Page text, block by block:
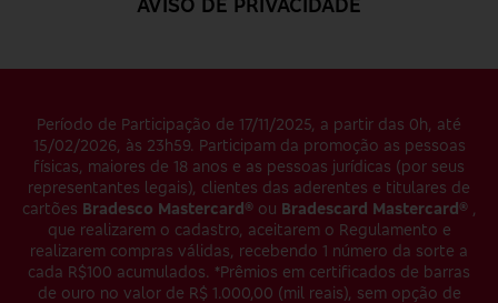
Período de Participação de 17/11/2025, a partir das 0h, até
15/02/2026, às 23h59. Participam da promoção as pessoas
físicas, maiores de 18 anos e as pessoas jurídicas (por seus
representantes legais), clientes das aderentes e titulares de
cartões Bradesco Mastercard®ou Bradescard Mastercard®,
que realizarem o cadastro, aceitarem o Regulamento e
realizarem compras válidas, recebendo 1 número da sorte a
cada R$100 acumulados. *Prêmios em certificados de barras
de ouro no valor de R$ 1.000,00 (mil reais), sem opção de